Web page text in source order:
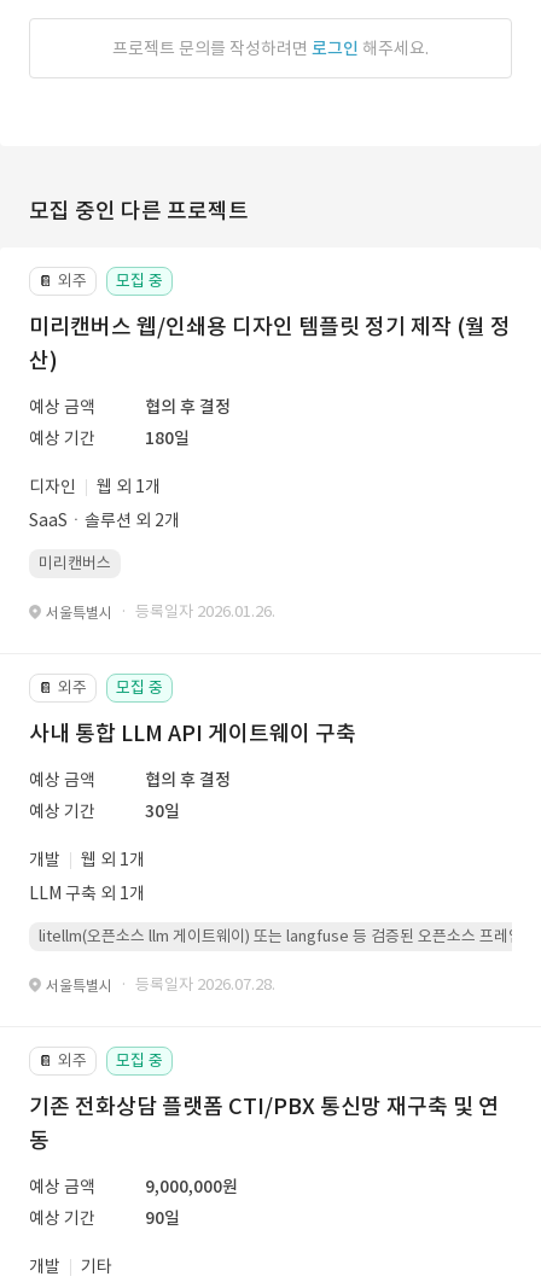
프로젝트 문의를 작성하려면 로그인 해주세요.
모집 중인 다른 프로젝트
📔 외주 모집 중
미리캔버스 웹/인쇄용 디자인 템플릿 정기 제작 (월 정
산)
예상 금액
협의 후 결정
예상 기간
180일
디자인
웹 외 1개
SaaSㆍ솔루션 외 2개
미리캔버스
서울특별시 · 등록일자 2026.01.26.
📔 외주 모집 중
사내 통합 LLM API 게이트웨이 구축
예상 금액
협의 후 결정
예상 기간
30일
개발
웹 외 1개
LLM 구축 외 1개
litellm(오픈소스 llm 게이트웨이) 또는 langfuse 등 검증된 오픈소스 프레임워
서울특별시 · 등록일자 2026.07.28.
📔 외주 모집 중
기존 전화상담 플랫폼 CTI/PBX 통신망 재구축 및 연
동
예상 금액
9,000,000원
예상 기간
90일
개발
기타